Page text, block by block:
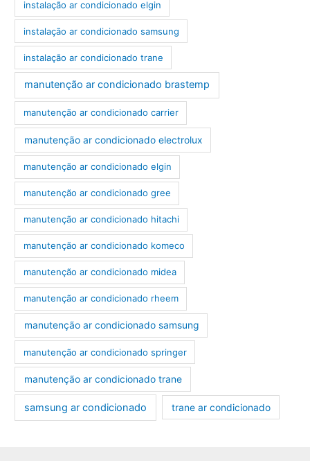
instalação ar condicionado elgin
instalação ar condicionado samsung
instalação ar condicionado trane
manutenção ar condicionado brastemp
manutenção ar condicionado carrier
manutenção ar condicionado electrolux
manutenção ar condicionado elgin
manutenção ar condicionado gree
manutenção ar condicionado hitachi
manutenção ar condicionado komeco
manutenção ar condicionado midea
manutenção ar condicionado rheem
manutenção ar condicionado samsung
manutenção ar condicionado springer
manutenção ar condicionado trane
samsung ar condicionado trane ar condicionado